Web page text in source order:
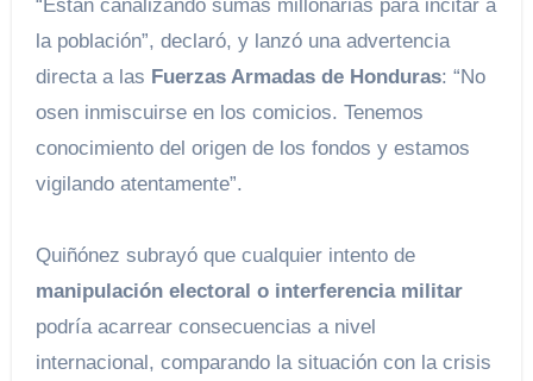
“Están canalizando sumas millonarias para incitar a
la población”, declaró, y lanzó una advertencia
directa a las Fuerzas Armadas de Honduras: “No
osen inmiscuirse en los comicios. Tenemos
conocimiento del origen de los fondos y estamos
vigilando atentamente”.
Quiñónez subrayó que cualquier intento de
manipulación electoral o interferencia militar
podría acarrear consecuencias a nivel
internacional, comparando la situación con la crisis